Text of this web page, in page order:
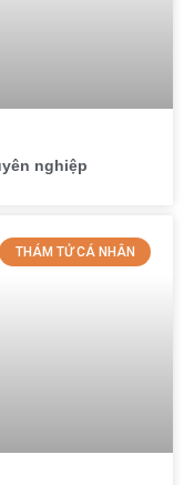
nghiệp
THÁM TỬ CÁ NHÂN